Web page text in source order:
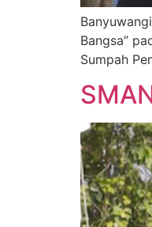
Bangsa”
Sumpah